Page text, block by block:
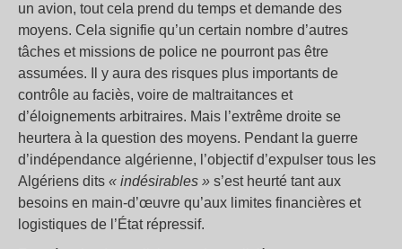
un avion, tout cela prend du temps et demande des
moyens. Cela signifie qu’un certain nombre d’autres
tâches et missions de police ne pourront pas être
assumées. Il y aura des risques plus importants de
contrôle au faciès, voire de maltraitances et
d’éloignements arbitraires. Mais l’extrême droite se
heurtera à la question des moyens. Pendant la guerre
d’indépendance algérienne, l’objectif d’expulser tous les
Algériens dits « indésirables » s’est heurté tant aux
besoins en main-d’œuvre qu’aux limites financières et
logistiques de l’État répressif.